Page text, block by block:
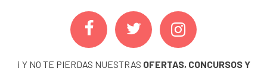
¡ Y NO TE PIERDAS NUESTRAS OFERTAS, CONCURSOS Y